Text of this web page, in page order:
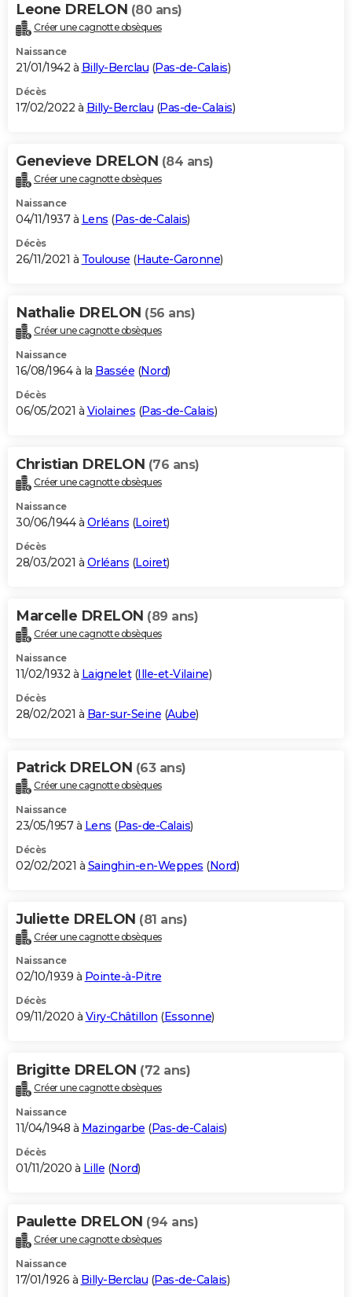
Leone DRELON (80 ans)
Créer une cagnotte obsèques
Naissance
21/01/1942 à Billy-Berclau (Pas-de-Calais)
Décès
17/02/2022 à Billy-Berclau (Pas-de-Calais)
Genevieve DRELON (84 ans)
Créer une cagnotte obsèques
Naissance
04/11/1937 à Lens (Pas-de-Calais)
Décès
26/11/2021 à Toulouse (Haute-Garonne)
Nathalie DRELON (56 ans)
Créer une cagnotte obsèques
Naissance
16/08/1964 à la Bassée (Nord)
Décès
06/05/2021 à Violaines (Pas-de-Calais)
Christian DRELON (76 ans)
Créer une cagnotte obsèques
Naissance
30/06/1944 à Orléans (Loiret)
Décès
28/03/2021 à Orléans (Loiret)
Marcelle DRELON (89 ans)
Créer une cagnotte obsèques
Naissance
11/02/1932 à Laignelet(Ille-et-Vilaine)
Décès
28/02/2021 à Bar-sur-Seine (Aube)
Patrick DRELON (63 ans)
Créer une cagnotte obsèques
Naissance
23/05/1957 à Lens (Pas-de-Calais)
Décès
02/02/2021 à Sainghin-en-Weppes (Nord)
Juliette DRELON (81 ans)
Créer une cagnotte obsèques
Naissance
02/10/1939 à Pointe-à-Pitre
Décès
09/11/2020 à Viry-Châtillon (Essonne)
Brigitte DRELON (72 ans)
Créer une cagnotte obsèques
Naissance
11/04/1948 à Mazingarbe (Pas-de-Calais)
Décès
01/11/2020 à Lille (Nord)
Paulette DRELON (94 ans)
Créer une cagnotte obsèques
Naissance
17/01/1926 à Billy-Berclau (Pas-de-Calais)